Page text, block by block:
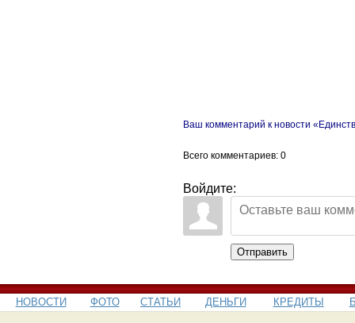
Ваш комментарий к новости
Всего комментариев: 0
Войдите:
Отправить
НОВОСТИ ФОТО СТАТЬИ ДЕНЬГИ КРЕДИТЫ